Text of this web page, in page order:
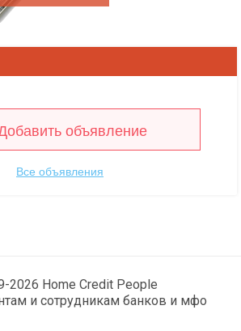
объявление
Все объявления
2026 Home Credit People
и сотрудникам банков и мфо